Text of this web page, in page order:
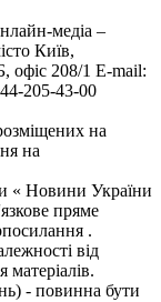
медіа –
Київ,
208/1 E-mail:
205-43-00
на
на
« Новини України
пряме
.
від
- повинна бути